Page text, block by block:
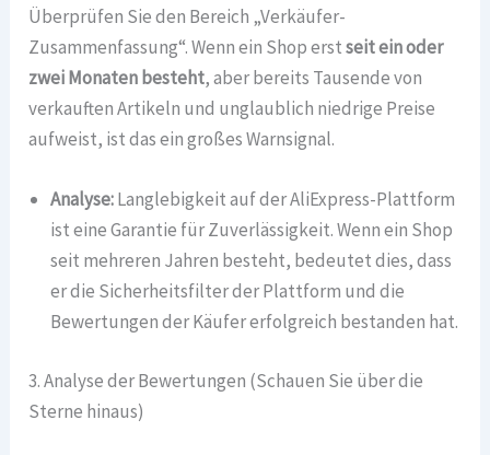
Überprüfen Sie den Bereich „Verkäufer-
Zusammenfassung“. Wenn ein Shop erstseit ein oder
zwei Monaten besteht, aber bereits Tausende von
verkauften Artikeln und unglaublich niedrige Preise
aufweist, ist das ein großes Warnsignal.
Analyse:Langlebigkeit auf der AliExpress-Plattform
ist eine Garantie für Zuverlässigkeit. Wenn ein Shop
seit mehreren Jahren besteht, bedeutet dies, dass
er die Sicherheitsfilter der Plattform und die
Bewertungen der Käufer erfolgreich bestanden hat.
3. Analyse der Bewertungen (Schauen Sie über die
Sterne hinaus)